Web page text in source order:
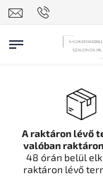
A raktáron lévő
valóban
48 órán belül
raktáron lévő